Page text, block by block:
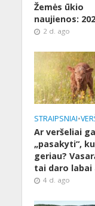
Žemės ūkio
naujienos:
2 d. ago
STRAIPSNIAI•
Ar veršeliai
„pasakyti“,
geriau?
tai daro labai
4 d. ago